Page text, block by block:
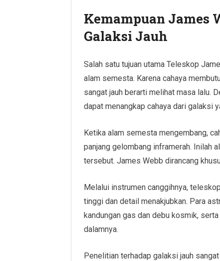
Kemampuan James
Galaksi Jauh
Salah satu tujuan utama Teleskop
alam semesta. Karena cahaya
sangat jauh berarti melihat masa lalu.
dapat menangkap cahaya dari galaksi
Ketika alam semesta mengembang,
panjang gelombang inframerah. Inilah
tersebut. James Webb dirancang
Melalui instrumen canggihnya,
tinggi dan detail menakjubkan. Para
kandungan gas dan debu kosmik,
dalamnya.
Penelitian terhadap galaksi jauh